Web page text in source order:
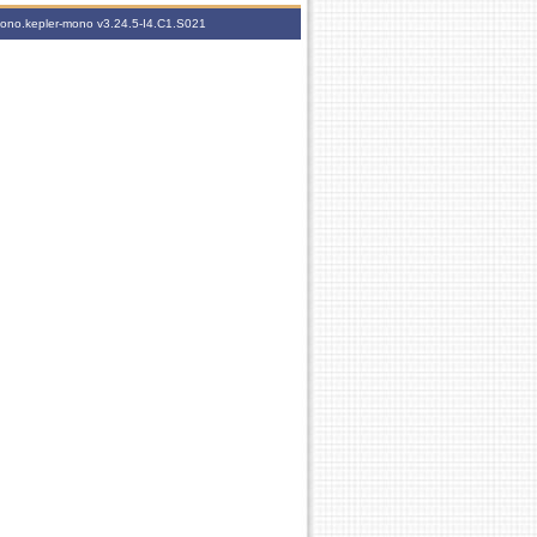
mono v3.24.5-I4.C1.S021